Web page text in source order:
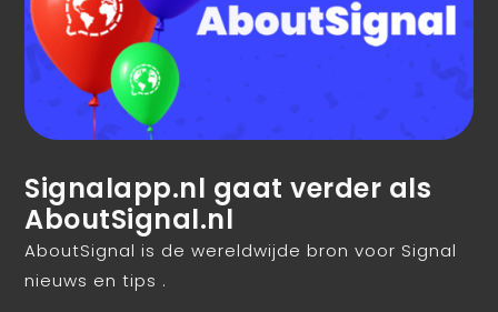
Signalapp.nl gaat verder als
AboutSignal.nl
AboutSignal is de wereldwijde bron voor Signal
nieuws en tips .